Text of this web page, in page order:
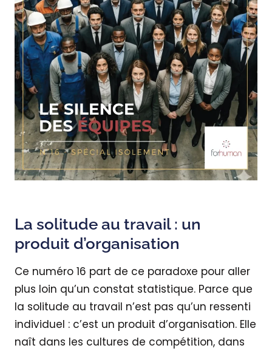
La solitude au travail : un
produit d’organisation
Ce numéro 16 part de ce paradoxe pour aller
plus loin qu’un constat statistique. Parce que
la solitude au travail n’est pas qu’un ressenti
individuel : c’est un produit d’organisation. Elle
naît dans les cultures de compétition, dans